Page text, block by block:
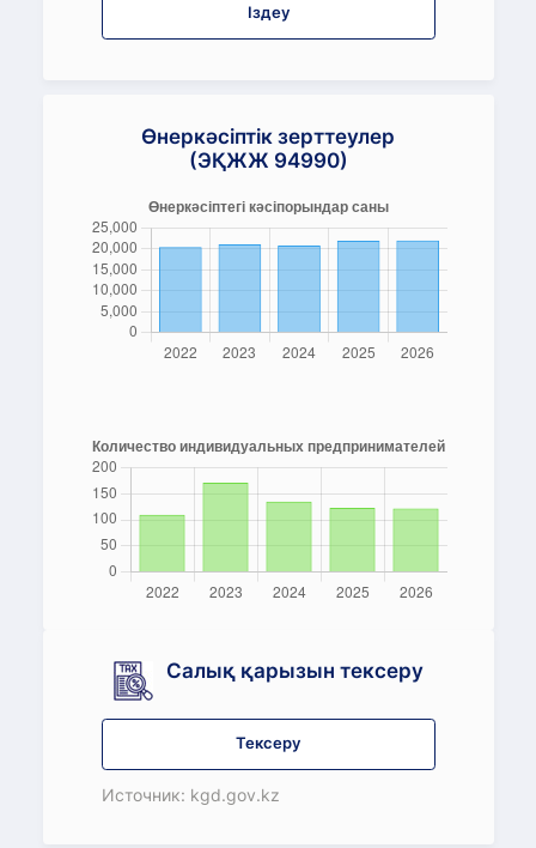
Іздеу
Өнеркәсіптік зерттеулер
(ЭҚЖЖ 94990)
Салық қарызын тексеру
Тексеру
Источник: kgd.gov.kz